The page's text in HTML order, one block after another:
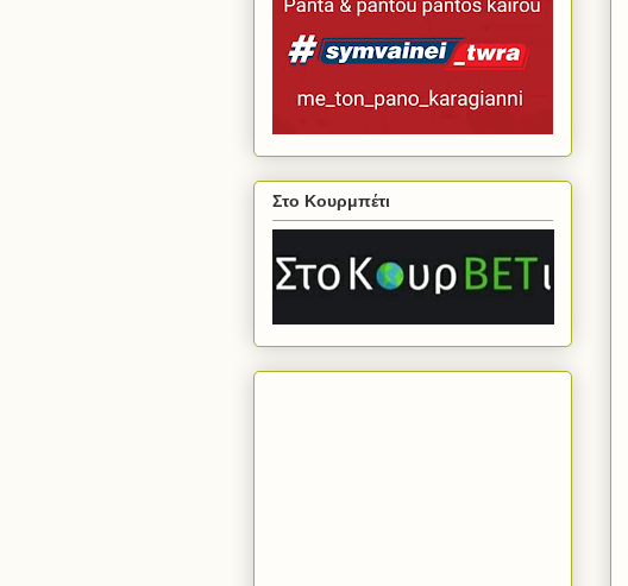
Στο Κουρμπέτι